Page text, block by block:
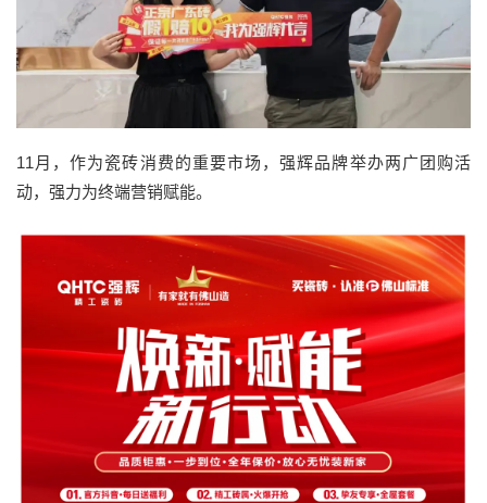
11月，作为瓷砖消费的重要市场，强辉品牌举办两广团购活
动，强力为终端营销赋能。